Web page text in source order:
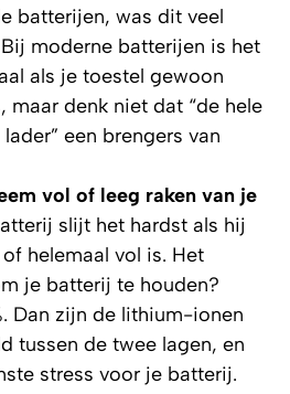
batterijen, was dit veel
moderne batterijen is het
als je toestel gewoon
maar denk niet dat “de hele
een brengers van
vol of leeg raken van je
slijt het hardst als hij
helemaal vol is. Het
je batterij te houden?
Dan zijn de lithium-ionen
tussen de twee lagen, en
stress voor je batterij.